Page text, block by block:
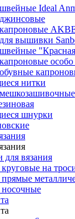
Ideal
вышивки
нитки
шнурки
вязания
на